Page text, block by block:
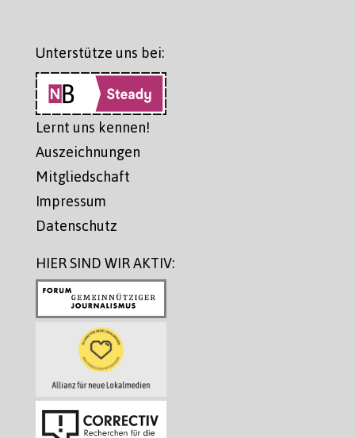
Unterstütze uns bei:
Lernt uns kennen!
Auszeichnungen
Mitgliedschaft
Impressum
Datenschutz
HIER SIND WIR AKTIV: